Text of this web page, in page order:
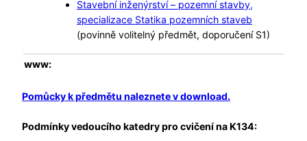
Stavební inženýrství – pozemní stavby,
specializace Statika pozemních staveb
(povinně volitelný předmět, doporučení S1)
www:
Pomůcky k předmětu naleznete v download.
Podmínky vedoucího katedry pro cvičení na K134: